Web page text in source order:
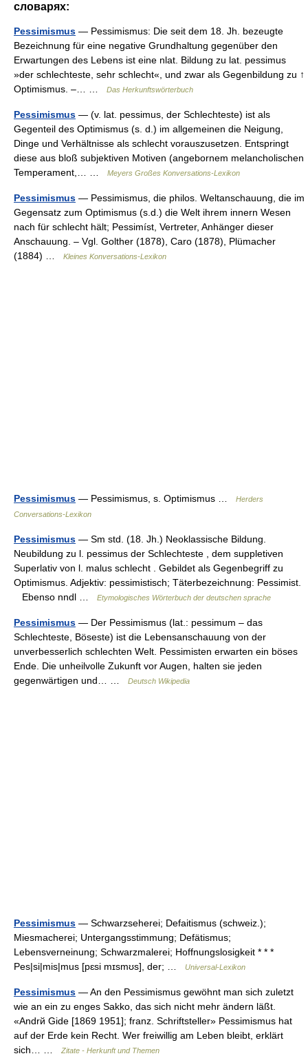
словарях:
Pessimismus — Pessimismus: Die seit dem 18. Jh. bezeugte
Bezeichnung für eine negative Grundhaltung gegenüber den
Erwartungen des Lebens ist eine nlat. Bildung zu lat. pessimus
»der schlechteste, sehr schlecht«, und zwar als Gegenbildung zu ↑
Optimismus. –… …
Das Herkunftswörterbuch
Pessimismus — (v. lat. pessimus, der Schlechteste) ist als
Gegenteil des Optimismus (s. d.) im allgemeinen die Neigung,
Dinge und Verhältnisse als schlecht vorauszusetzen. Entspringt
diese aus bloß subjektiven Motiven (angebornem melancholischen
Temperament,… …
Meyers Großes Konversations-Lexikon
Pessimismus — Pessimismus, die philos. Weltanschauung, die im
Gegensatz zum Optimismus (s.d.) die Welt ihrem innern Wesen
nach für schlecht hält; Pessimíst, Vertreter, Anhänger dieser
Anschauung. – Vgl. Golther (1878), Caro (1878), Plümacher
(1884) …
Kleines Konversations-Lexikon
Pessimismus — Pessimismus, s. Optimismus …
Herders
Conversations-Lexikon
Pessimismus — Sm std. (18. Jh.) Neoklassische Bildung.
Neubildung zu l. pessimus der Schlechteste , dem suppletiven
Superlativ von l. malus schlecht . Gebildet als Gegenbegriff zu
Optimismus. Adjektiv: pessimistisch; Täterbezeichnung: Pessimist.
Ebenso nndl …
Etymologisches Wörterbuch der deutschen sprache
Pessimismus — Der Pessimismus (lat.: pessimum – das
Schlechteste, Böseste) ist die Lebensanschauung von der
unverbesserlich schlechten Welt. Pessimisten erwarten ein böses
Ende. Die unheilvolle Zukunft vor Augen, halten sie jeden
gegenwärtigen und… …
Deutsch Wikipedia
Pessimismus — Schwarzseherei; Defaitismus (schweiz.);
Miesmacherei; Untergangsstimmung; Defätismus;
Lebensverneinung; Schwarzmalerei; Hoffnungslosigkeit * * *
Pes|si|mis|mus [pɛsi mɪsmʊs], der; …
Universal-Lexikon
Pessimismus — An den Pessimismus gewöhnt man sich zuletzt
wie an ein zu enges Sakko, das sich nicht mehr ändern läßt.
«Andrй Gide [1869 1951]; franz. Schriftsteller» Pessimismus hat
auf der Erde kein Recht. Wer freiwillig am Leben bleibt, erklärt
sich… …
Zitate - Herkunft und Themen